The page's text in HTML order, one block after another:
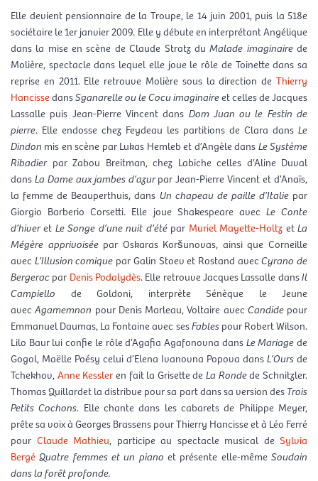
Elle devient pensionnaire de la Troupe, le 14 juin 2001, puis la 518e
sociétaire le 1er janvier 2009. Elle y débute en interprétant Angélique
dans la mise en scène de Claude Stratz duMalade imaginairede
Molière, spectacle dans lequel elle joue le rôle de Toinette dans sa
reprise en 2011. Elle retrouve Molière sous la direction de Thierry
HancissedansSganarelle ou le Cocu imaginaireet celles de Jacques
Lassalle puis Jean-Pierre Vincent dans Dom Juan ou le Festin de
pierre. Elle endosse chez Feydeau les partitions de Clara dans Le
Dindon mis en scène par Lukas Hemleb et d’Angèle dansLe Système
Ribadierpar Zabou Breitman, chez Labiche celles d’Aline Duval
dansLa Dame aux jambes d’azurpar Jean-Pierre Vincent et d’Anaïs,
la femme de Beauperthuis, dans Un chapeau de paille d’Italiepar
Giorgio Barberio Corsetti. Elle joue Shakespeare avec Le Conte
d’hiveret Le Songe d’une nuit d’étépar Muriel Mayette-Holtz etLa
Mégère apprivoiséepar Oskaras Koršunovas, ainsi que Corneille
avecL’Illusion comique par Galin Stoev et Rostand avecCyrano de
Bergeracpar Denis Podalydès. Elle retrouve Jacques Lassalle dansIl
Campiello de Goldoni, interprète Sénèque le Jeune
avecAgamemnon pour Denis Marleau, Voltaire avecCandidepour
Emmanuel Daumas, La Fontaine avec sesFablespour Robert Wilson.
Lilo Baur lui confie le rôle d’Agafia Agafonovna dansLe Mariagede
Gogol, Maëlle Poésy celui d’Elena Ivanovna Popova dansL’Oursde
Tchekhov,Anne Kessleren fait la Grisette deLa Rondede Schnitzler.
Thomas Quillardet la distribue pour sa part dans sa version desTrois
Petits Cochons. Elle chante dans les cabarets de Philippe Meyer,
prête sa voix à Georges Brassens pour Thierry Hancisse et à Léo Ferré
pour Claude Mathieu, participe au spectacle musical de Sylvia
Bergé Quatre femmes et un piano et présente elle-mêmeSoudain
dans la forêt profonde.